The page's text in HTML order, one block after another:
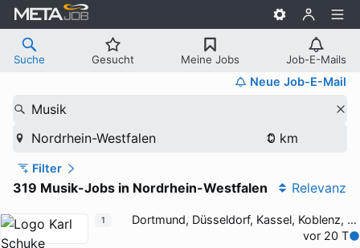
Suche Gesucht Meine Jobs Job-E-Mails
Neue Job-E-Mail
Musik
Nordrhein-Westfalen
Filter
319 Musik-Jobs in Nordrhein-Westfalen Relevanz
Dortmund, Düsseldorf, Kassel, Koblenz, Köln
vor 20 T
1